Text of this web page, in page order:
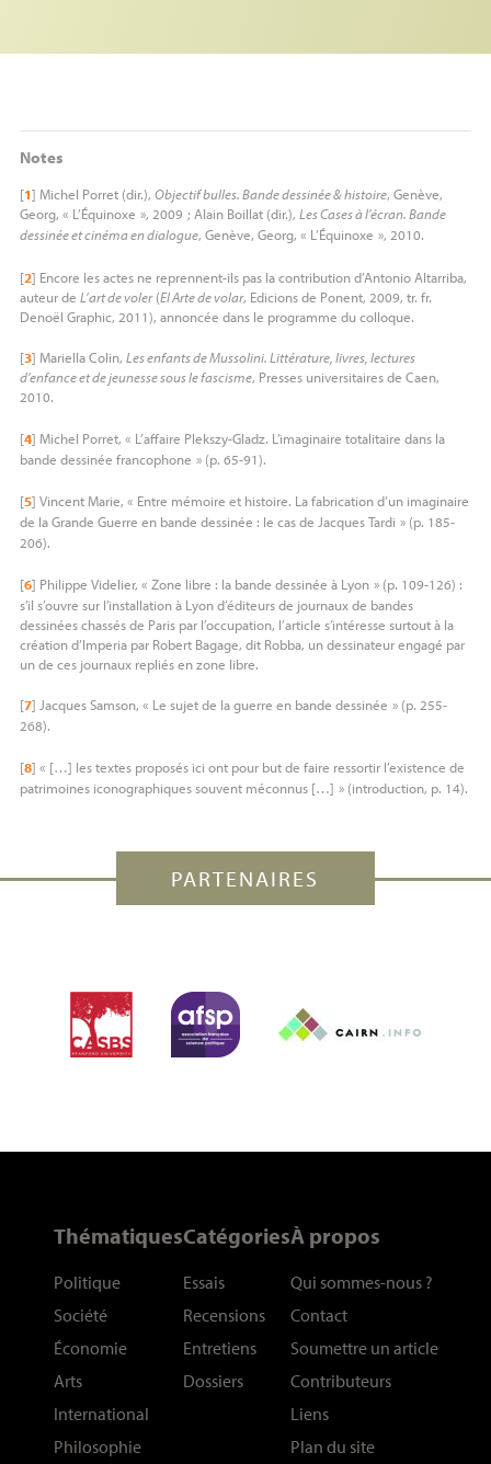
Notes
[1] Michel Porret (dir.), Objectif bulles. Bande dessinée & histoire, Genève,
Georg, « L’Équinoxe », 2009 ; Alain Boillat (dir.), Les Cases à l’écran. Bande
dessinée et cinéma en dialogue, Genève, Georg, « L’Équinoxe », 2010.
[2] Encore les actes ne reprennent-ils pas la contribution d’Antonio Altarriba,
auteur de L’art de voler(El Arte de volar, Edicions de Ponent, 2009, tr. fr.
Denoël Graphic, 2011), annoncée dans le programme du colloque.
[3] Mariella Colin, Les enfants de Mussolini. Littérature, livres, lectures
d’enfance et de jeunesse sous le fascisme, Presses universitaires de Caen,
2010.
[4] Michel Porret, « L’affaire Plekszy-Gladz. L’imaginaire totalitaire dans la
bande dessinée francophone » (p. 65-91).
[5] Vincent Marie, « Entre mémoire et histoire. La fabrication d’un imaginaire
de la Grande Guerre en bande dessinée : le cas de Jacques Tardi » (p. 185-
206).
[6] Philippe Videlier, « Zone libre : la bande dessinée à Lyon » (p. 109-126) :
s’il s’ouvre sur l’installation à Lyon d’éditeurs de journaux de bandes
dessinées chassés de Paris par l’occupation, l’article s’intéresse surtout à la
création d’Imperia par Robert Bagage, dit Robba, un dessinateur engagé par
un de ces journaux repliés en zone libre.
[7] Jacques Samson, « Le sujet de la guerre en bande dessinée » (p. 255-
268).
[8] « […] les textes proposés ici ont pour but de faire ressortir l’existence de
patrimoines iconographiques souvent méconnus […] » (introduction, p. 14).
PARTENAIRES
Thématiques
Politique
Société
Économie
Arts
International
Philosophie
Catégories
Essais
Recensions
Entretiens
Dossiers
À propos
Qui sommes-nous ?
Contact
Soumettre un article
Contributeurs
Liens
Plan du site